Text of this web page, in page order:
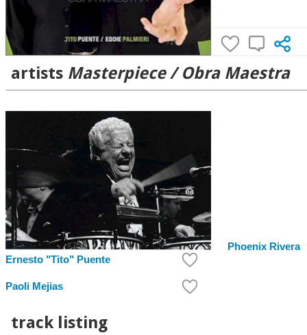
artists Masterpiece / Obra Maestra
Ernesto "Tito" Puente
Phoenix Rivera
Paoli Mejias
track listing